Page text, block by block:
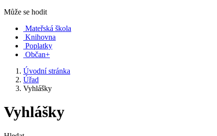
Může se hodit
Mateřská škola
Knihovna
Poplatky
Občan+
Úvodní stránka
Úřad
Vyhlášky
Vyhlášky